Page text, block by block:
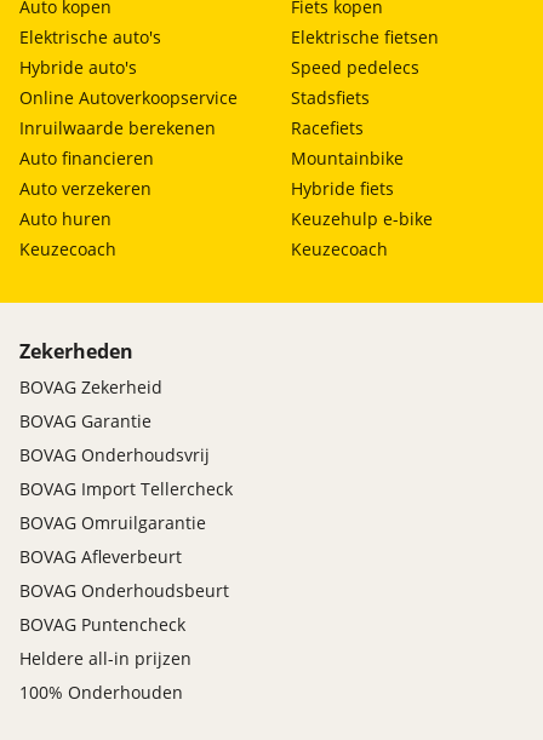
Auto kopen
Elektrische auto's
Hybride auto's
Online Autoverkoopservice
Inruilwaarde berekenen
Auto financieren
Auto verzekeren
Auto huren
Keuzecoach
Fiets kopen
Elektrische fietsen
Speed pedelecs
Stadsfiets
Racefiets
Mountainbike
Hybride fiets
Keuzehulp e-bike
Keuzecoach
Zekerheden
BOVAG Zekerheid
BOVAG Garantie
BOVAG Onderhoudsvrij
BOVAG Import Tellercheck
BOVAG Omruilgarantie
BOVAG Afleverbeurt
BOVAG Onderhoudsbeurt
BOVAG Puntencheck
Heldere all-in prijzen
100% Onderhouden